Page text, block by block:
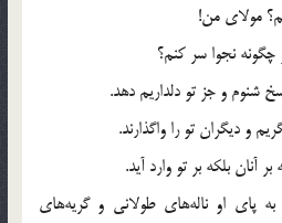
مولاي من!
چگونه نجوا سر كنم؟
شنوم و جز تو دلداريم دهد.
ديگران تو را واگذارند.
بلكه بر تو وارد آيد.
پاي او ناله‌هاي طولاني و گريه‌هاي